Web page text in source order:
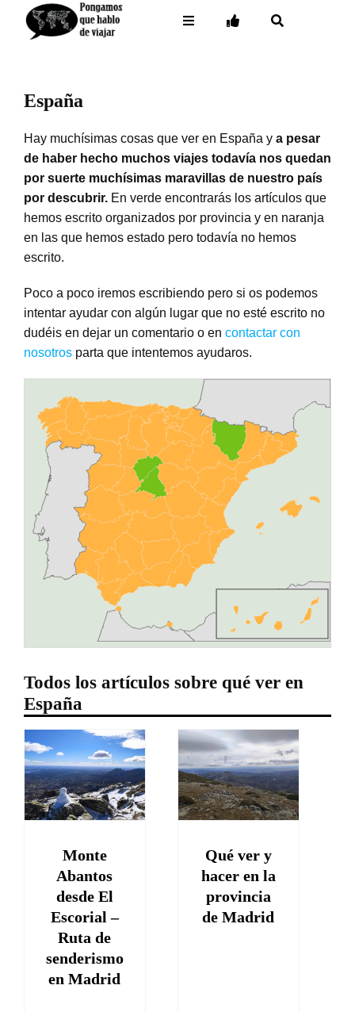
Saltar
Toggle
Destinos
Buceo
Contacto
Toggle
– Instagram
– Pinterest
– Mail
Toggle
España
Hay muchísimas cosas que ver en España y a pesar
de haber hecho muchos viajes todavía nos quedan
por suerte muchísimas maravillas de nuestro país
por descubrir.En verde encontrarás los artículos que
hemos escrito organizados por provincia y en naranja
en las que hemos estado pero todavía no hemos
escrito.
Poco a poco iremos escribiendo pero si os podemos
intentar ayudar con algún lugar que no esté escrito no
dudéis en dejar un comentario o en contactar con
nosotrosparta que intentemos ayudaros.
Todos los artículos sobre qué ver en
España
Monte
Abantos
desde El
Escorial –
Ruta de
senderismo
en Madrid
Qué ver y
hacer en la
provincia de
Madrid
Qué ver y
hacer en la
provincia
de Madrid